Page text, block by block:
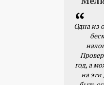
Одна из
год, а
на